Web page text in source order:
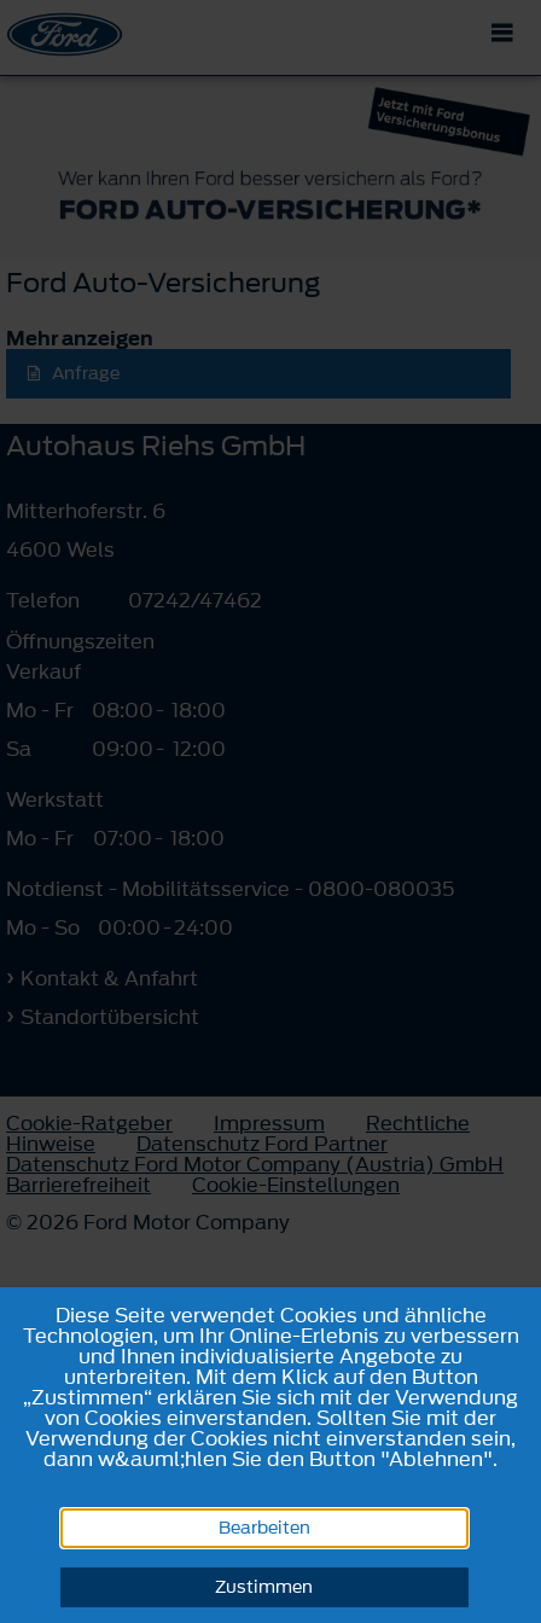
Ford Auto-Versicherung
Mehr anzeigen
Anfrage
Autohaus Riehs GmbH
Mitterhoferstr. 6
4600 Wels
Telefon
07242/47462
Öffnungszeiten
Verkauf
Mo - Fr
08:00- 18:00
Sa
09:00- 12:00
Werkstatt
Mo - Fr
07:00- 18:00
Notdienst - Mobilitätsservice - 0800-080035
Mo - So
00:00-24:00
Kontakt & Anfahrt
Standortübersicht
Cookie-Ratgeber Impressum Rechtliche
Hinweise Datenschutz Ford Partner
Datenschutz Ford Motor Company (Austria) GmbH
Barrierefreiheit
Cookie-Einstellungen
© 2026 Ford Motor Company
Diese Seite verwendet Cookies und ähnliche
Technologien, um Ihr Online-Erlebnis zu verbessern
und Ihnen individualisierte Angebote zu
unterbreiten. Mit dem Klick auf den Button
„Zustimmen“ erklären Sie sich mit der Verwendung
von Cookies einverstanden. Sollten Sie mit der
Verwendung der Cookies nicht einverstanden sein,
dann w&auml;hlen Sie den Button "Ablehnen".
Bearbeiten
Zustimmen